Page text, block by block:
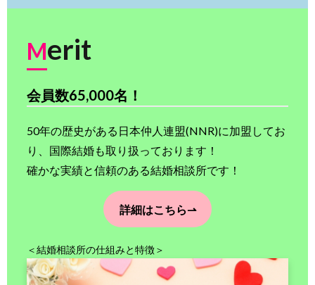
Merit
会員数65,000名！
50年の歴史がある日本仲人連盟(NNR)に加盟してお
り、国際結婚も取り扱っております！
確かな実績と信頼のある結婚相談所です！
詳細はこちら⇀
＜結婚相談所の仕組みと特徴＞